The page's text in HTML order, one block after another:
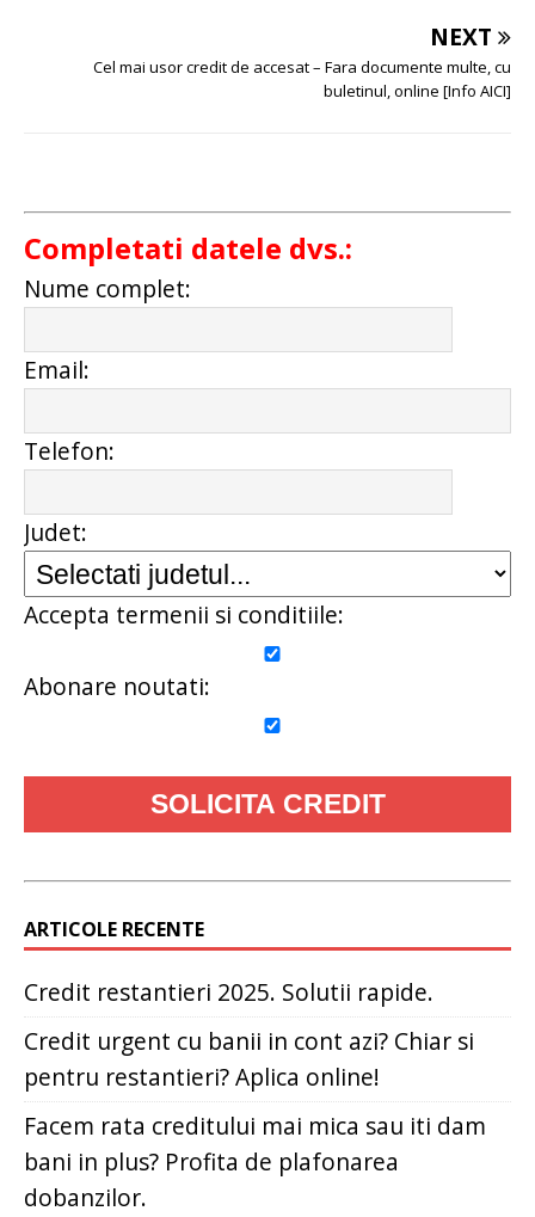
NEXT
Cel mai usor credit de accesat – Fara documente multe, cu
buletinul, online [Info AICI]
Completati datele dvs.:
Nume complet:
Email:
Telefon:
Judet:
Accepta termenii si conditiile:
Abonare noutati:
ARTICOLE RECENTE
Credit restantieri 2025. Solutii rapide.
Credit urgent cu banii in cont azi? Chiar si
pentru restantieri? Aplica online!
Facem rata creditului mai mica sau iti dam
bani in plus? Profita de plafonarea
dobanzilor.